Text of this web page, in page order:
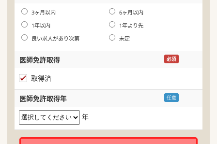
3ヶ月以内
6ヶ月以内
1年以内
1年より先
良い求人があり次第
未定
医師免許取得 必須
取得済
医師免許取得年 任意
年